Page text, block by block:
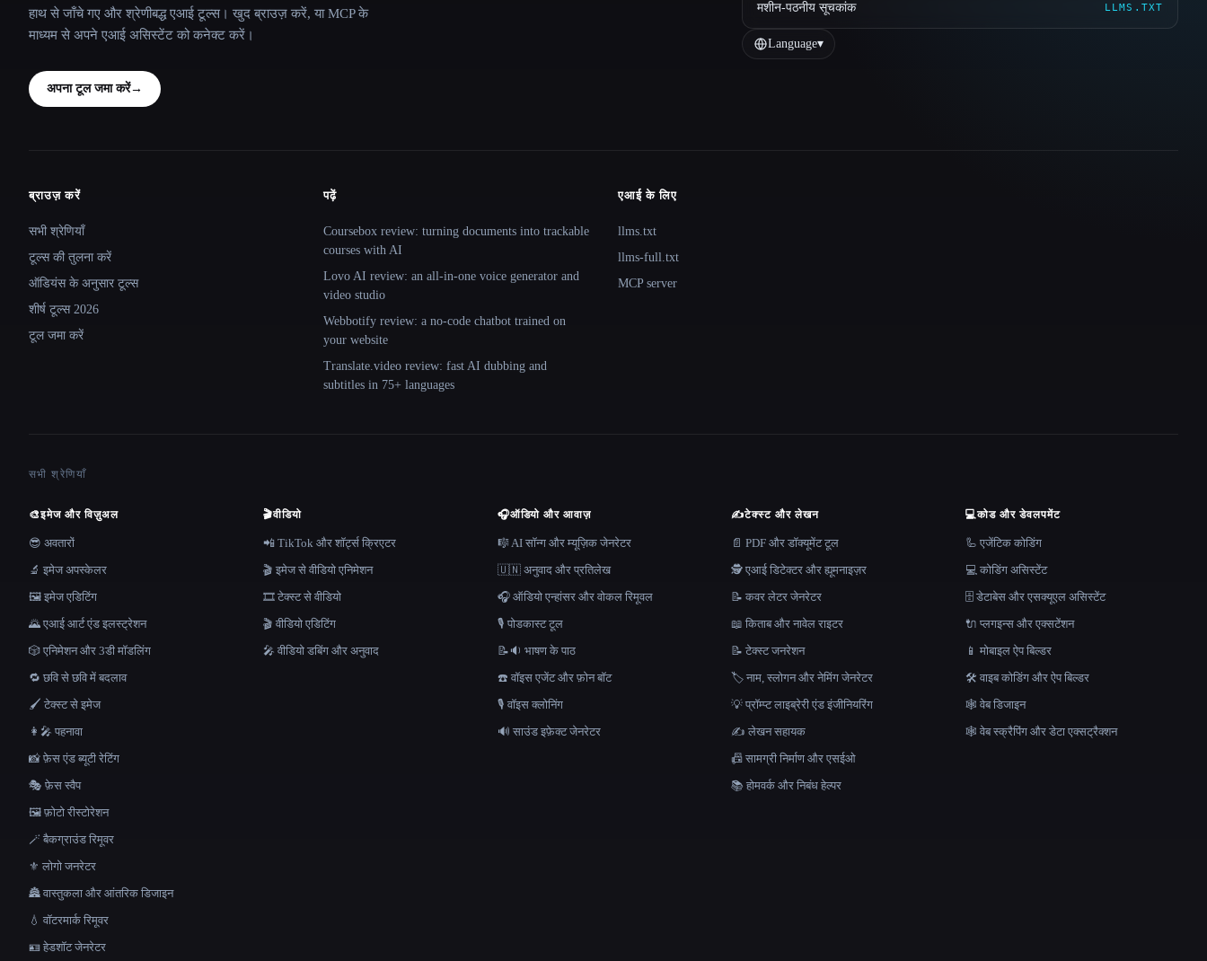
हाथ से जाँचे गए और श्रेणीबद्ध एआई टूल्स। खुद ब्राउज़ करें, या MCP के
माध्यम से अपने एआई असिस्टेंट को कनेक्ट करें।
अपना टूल जमा करें→
मशीन-पठनीय सूचकांक LLMS.TXT
Language▾
Site navigation
ब्राउज़ करें
सभी श्रेणियाँ
टूल्स की तुलना करें
ऑडियंस के अनुसार टूल्स
शीर्ष टूल्स 2026
टूल जमा करें
पढ़ें
Coursebox review: turning documents into trackable
courses with AI
Lovo AI review: an all-in-one voice generator and
video studio
Webbotify review: a no-code chatbot trained on
your website
Translate.video review: fast AI dubbing and
subtitles in 75+ languages
एआई के लिए
llms.txt
llms-full.txt
MCP server
सभी श्रेणियाँ
🎨इमेज और विज़ुअल
😎 अवतारों
🔬 इमेज अपस्केलर
🖼️ इमेज एडिटिंग
🌄 एआई आर्ट एंड इलस्ट्रेशन
🎲 एनिमेशन और 3डी मॉडलिंग
🔁 छवि से छवि में बदलाव
🖌️ टेक्स्ट से इमेज
👩‍🎤 पहनावा
📸 फ़ेस एंड ब्यूटी रेटिंग
🎭 फ़ेस स्वैप
🖼️ फ़ोटो रीस्टोरेशन
🪄 बैकग्राउंड रिमूवर
⚜️ लोगो जनरेटर
🏯 वास्तुकला और आंतरिक डिजाइन
💧 वॉटरमार्क रिमूवर
🪪 हेडशॉट जेनरेटर
🎬वीडियो
📲 TikTok और शॉर्ट्स क्रिएटर
🎬 इमेज से वीडियो एनिमेशन
🎞️ टेक्स्ट से वीडियो
🎬 वीडियो एडिटिंग
🎤 वीडियो डबिंग और अनुवाद
🎧ऑडियो और आवाज़
🎼 AI सॉन्ग और म्यूज़िक जेनरेटर
🇺🇳 अनुवाद और प्रतिलेख
🎧 ऑडियो एन्हांसर और वोकल रिमूवल
🎙️ पोडकास्ट टूल
📝🔉 भाषण के पाठ
☎️ वॉइस एजेंट और फ़ोन बॉट
🎙️ वॉइस क्लोनिंग
🔊 साउंड इफ़ेक्ट जेनरेटर
✍️टेक्स्ट और लेखन
📄 PDF और डॉक्यूमेंट टूल
🕵️ एआई डिटेक्टर और ह्यूमनाइज़र
📝 कवर लेटर जेनरेटर
📖 किताब और नावेल राइटर
📝 टेक्स्ट जनरेशन
🏷️ नाम, स्लोगन और नेमिंग जेनरेटर
💡 प्रॉम्प्ट लाइब्रेरी एंड इंजीनियरिंग
✍️ लेखन सहायक
📠 सामग्री निर्माण और एसईओ
📚 होमवर्क और निबंध हेल्पर
💻कोड और डेवलपमेंट
🦾 एजेंटिक कोडिंग
💻 कोडिंग असिस्टेंट
🗄️ डेटाबेस और एसक्यूएल असिस्टेंट
🔌 प्लगइन्स और एक्सटेंशन
📱 मोबाइल ऐप बिल्डर
🛠️ वाइब कोडिंग और ऐप बिल्डर
🕸 वेब डिजाइन
🕸️ वेब स्क्रैपिंग और डेटा एक्सट्रैक्शन